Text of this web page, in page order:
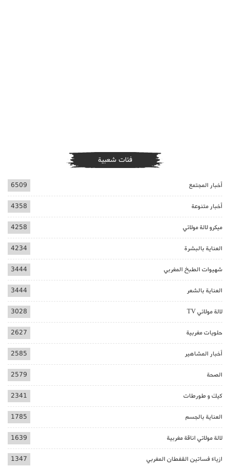
فئات شعبية
أخبار المجتمع 6509
أخبار متنوعة 4358
ميكرو لالة مولاتي 4258
العناية بالبشرة 4234
شهيوات الطبخ المغربي 3444
العناية بالشعر 3444
لالة مولاتي TV 3028
حلويات مغربية 2627
أخبار المشاهير 2585
الصحة 2579
كيك و طورطات 2341
العناية بالجسم 1785
لالة مولاتي اناقة مغربية 1639
ازياء فساتين القفطان المغربي 1347